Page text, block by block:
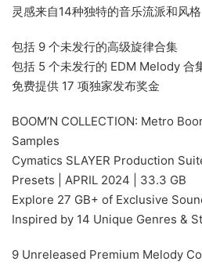
灵感来自14种独特的音乐流派和风格
包括 9 个未发行的高级旋律合集
包括 5 个未发行的 EDM Melody 合
免费提供 17 项独家发布奖金
BOOM’N COLLECTION: Metro
Samples
Cymatics SLAYER Production
Presets | APRIL 2024 | 33.3 GB
Explore 27 GB+ of Exclusive
Inspired by 14 Unique Genres &
9 Unreleased Premium Melody